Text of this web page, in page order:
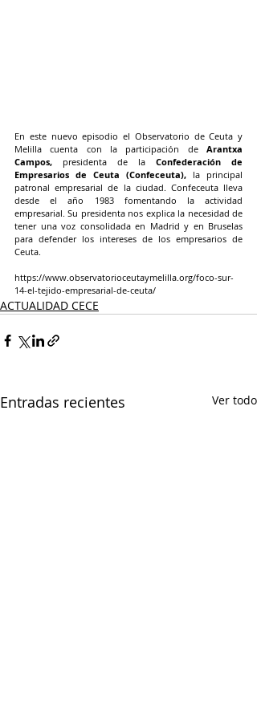
En este nuevo episodio el Observatorio de Ceuta y
Melilla cuenta con la participación de Arantxa
Campos, presidenta de la Confederación de
Empresarios de Ceuta (Confeceuta), la principal
patronal empresarial de la ciudad. Confeceuta lleva
desde el año 1983 fomentando la actividad
empresarial. Su presidenta nos explica la necesidad de
tener una voz consolidada en Madrid y en Bruselas
para defender los intereses de los empresarios de
Ceuta.
https://www.observatorioceutaymelilla.org/foco-sur-
14-el-tejido-empresarial-de-ceuta/
ACTUALIDAD CECE
Entradas recientes Ver todo